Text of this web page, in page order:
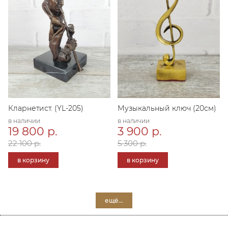
Кларнетист. (YL-205)
в наличии
19 800 р.
22 100 р.
в корзину
Музыкальный ключ (20см)
в наличии
3 900 р.
5 300 р.
в корзину
ещё...